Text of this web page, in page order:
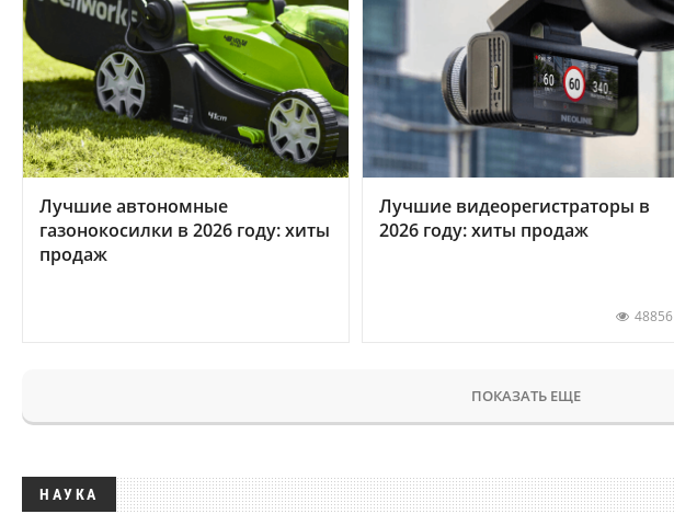
Лучшие автономные
газонокосилки в 2026 году: хиты
продаж
Лучшие видеорегистраторы в
2026 году: хиты продаж
48856
ПОКАЗАТЬ ЕЩЕ
НАУКА